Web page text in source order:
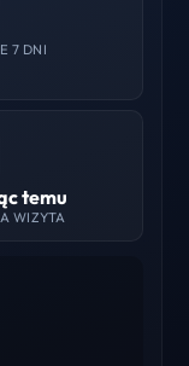
7 DNI
temu
WIZYTA